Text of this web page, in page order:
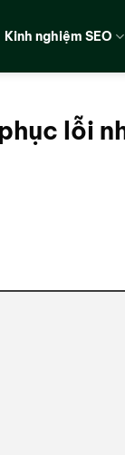
Kinh nghiệm SEO
lỗi